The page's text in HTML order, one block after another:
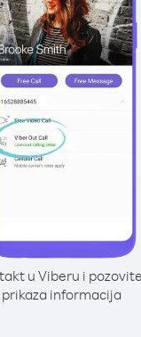
u Viberu i
prikaza informacija